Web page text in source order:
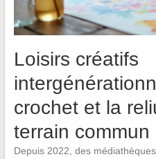
Loisirs créatifs
crochet et la
terrain commun
Depuis 2022, des